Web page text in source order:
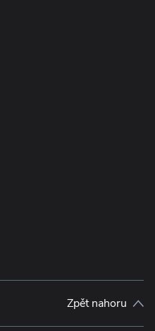
Zpět nahoru